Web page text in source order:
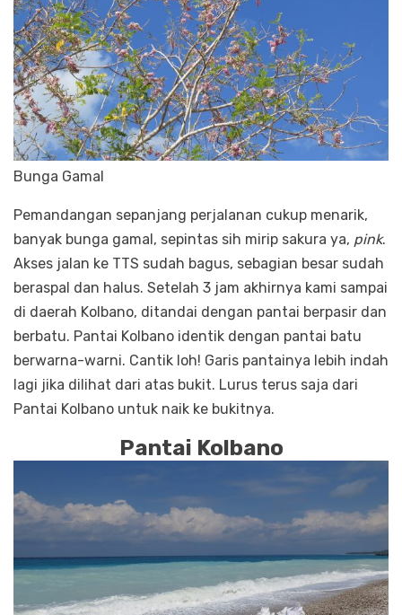
Bunga Gamal
Pemandangan sepanjang perjalanan cukup menarik,
banyak bunga gamal, sepintas sih mirip sakura ya, pink.
Akses jalan ke TTS sudah bagus, sebagian besar sudah
beraspal dan halus. Setelah 3 jam akhirnya kami sampai
di daerah Kolbano, ditandai dengan pantai berpasir dan
berbatu. Pantai Kolbano identik dengan pantai batu
berwarna-warni. Cantik loh! Garis pantainya lebih indah
lagi jika dilihat dari atas bukit. Lurus terus saja dari
Pantai Kolbano untuk naik ke bukitnya.
Pantai Kolbano